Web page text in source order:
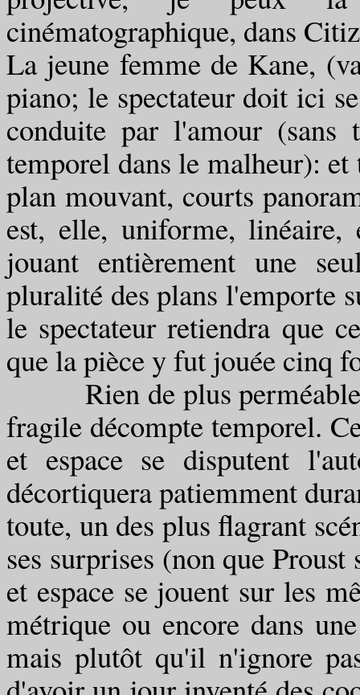
cinématographique, dans
La jeune femme de Kane,
piano; le spectateur doit ici
conduite par l'amour (sans
temporel dans le malheur):
plan mouvant, courts
est, elle, uniforme,
jouant entièrement une
pluralité des plans l'emporte
le spectateur retiendra que
que la pièce y fut jouée cinq
Rien de plus perméable
fragile décompte temporel.
et espace se disputent
décortiquera patiemment
toute, un des plus flagrant
ses surprises (non que
et espace se jouent sur les
métrique ou encore dans
mais plutôt qu'il n'ignore